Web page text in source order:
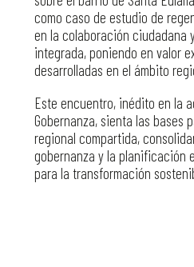
como caso de estudio de
en la colaboración ciudadana
integrada, poniendo en valor
desarrolladas en el ámbito
Este encuentro, inédito en la
Gobernanza, sienta las bases
regional compartida,
gobernanza y la planificación
para la transformación